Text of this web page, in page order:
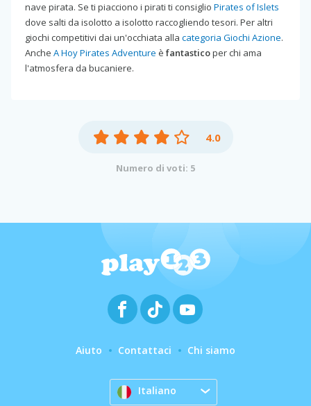
nave pirata. Se ti piacciono i pirati ti consiglio Pirates of Islets
dove salti da isolotto a isolotto raccogliendo tesori. Per altri
giochi competitivi dai un'occhiata alla categoria Giochi Azione.
Anche A Hoy Pirates Adventure è fantasticoper chi ama
l'atmosfera da bucaniere.
4.0
Numero di voti: 5
Aiuto Contattaci Chi siamo
Italiano